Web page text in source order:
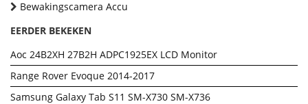
Bewakingscamera Accu
EERDER BEKEKEN
Aoc 24B2XH 27B2H ADPC1925EX LCD Monitor
Range Rover Evoque 2014-2017
Samsung Galaxy Tab S11 SM-X730 SM-X736